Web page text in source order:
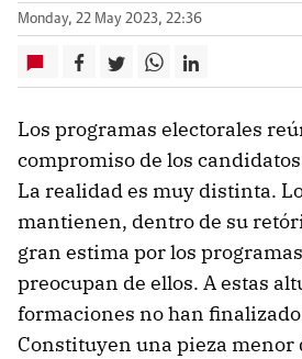
Monday, 22 May 2023, 22:36
Los programas electorales
compromiso de los
La realidad es muy distinta.
mantienen, dentro de su
gran estima por los
preocupan de ellos. A estas
formaciones no han
Constituyen una pieza menor